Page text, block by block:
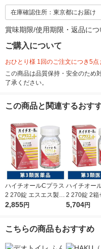
在庫確認住所：東京都にお届け
賞味期限/使用期限・返品につ
ご購入について
おひとり様 1回のご注文につき5点
この商品は品質保持・安全のため
了承ください。
この商品と関連するおす
ハイチオールCプラス
2 270錠 エスエス製薬
しみ・そばかす 美白
2,855円
ハイチオー
2 270錠 2箱
スエス製薬
品】
5,704円
こちらの商品もおすすめ